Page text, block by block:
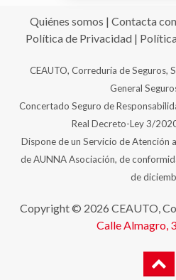
Quiénes somos | Contacta
Política de Privacidad|
CEAUTO, Correduría de Seguros,
General
Concertado Seguro de
Real Decreto-Ley 3/
Dispone de un Servicio de Atención
de AUNNA Asociación, de
de
Copyright © 2026 CEAUTO,
Calle Almagro,